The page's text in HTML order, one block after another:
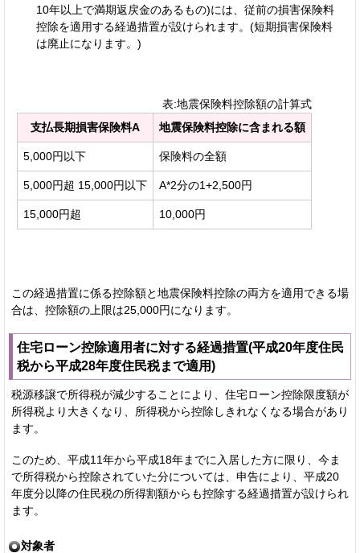
10年以上で満期返戻金のあるもの)には、従前の損害保険料
控除を適用する経過措置が設けられます。(短期損害保険料
は廃止になります。)
表:地震保険料控除額の計算式
支払長期損害保険料A
地震保険料控除に含まれる額
5,000円以下 保険料の全額
5,000円超 15,000円以下 A*2分の1+2,500円
15,000円超 10,000円
この経過措置に係る控除額と地震保険料控除の両方を適用できる場
合は、控除額の上限は25,000円になります。
住宅ローン控除適用者に対する経過措置(平成20年度住民
税から平成28年度住民税まで適用)
税源移譲で所得税が減少することにより、住宅ローン控除限度額が
所得税より大きくなり、所得税から控除しきれなくなる場合があり
ます。
このため、平成11年から平成18年までに入居した方に限り、今ま
で所得税から控除されていた分については、申告により、平成20
年度分以降の住民税の所得割額からも控除する経過措置が設けられ
ます。
対象者